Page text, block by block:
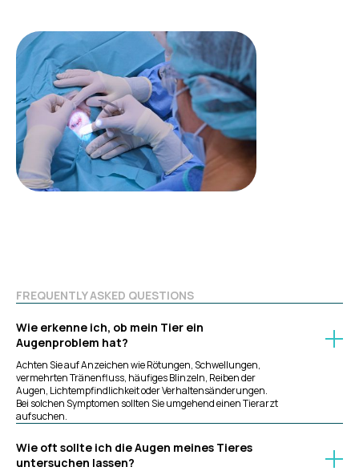
FREQUENTLY ASKED QUESTIONS
Wie erkenne ich, ob mein Tier ein
Augenproblem hat?
Achten Sie auf Anzeichen wie Rötungen, Schwellungen,
vermehrten Tränenfluss, häufiges Blinzeln, Reiben der
Augen, Lichtempfindlichkeit oder Verhaltensänderungen.
Bei solchen Symptomen sollten Sie umgehend einen Tierarzt
aufsuchen.
Wie oft sollte ich die Augen meines Tieres
untersuchen lassen?